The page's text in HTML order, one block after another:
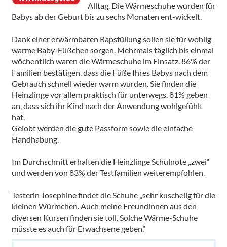
Alltag. Die Wärmeschuhe wurden für
Babys ab der Geburt bis zu sechs Monaten ent-wickelt.
Dank einer erwärmbaren Rapsfüllung sollen sie für wohlig
warme Baby-Füßchen sorgen. Mehrmals täglich bis einmal
wöchentlich waren die Wärmeschuhe im Einsatz. 86% der
Familien bestätigen, dass die Füße Ihres Babys nach dem
Gebrauch schnell wieder warm wurden. Sie finden die
Heinzlinge vor allem praktisch für unterwegs. 81% geben
an, dass sich ihr Kind nach der Anwendung wohlgefühlt
hat.
Gelobt werden die gute Passform sowie die einfache
Handhabung.
Im Durchschnitt erhalten die Heinzlinge Schulnote „zwei“
und werden von 83% der Testfamilien weiterempfohlen.
Testerin Josephine findet die Schuhe „sehr kuschelig für die
kleinen Würmchen. Auch meine Freundinnen aus den
diversen Kursen finden sie toll. Solche Wärme-Schuhe
müsste es auch für Erwachsene geben.“